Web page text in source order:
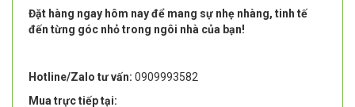
Đặt hàng ngay hôm nay để mang sự nhẹ nhàng, tinh tế
đến từng góc nhỏ trong ngôi nhà của bạn!
Hotline/Zalo tư vấn: 0909993582
Mua trực tiếp tại: